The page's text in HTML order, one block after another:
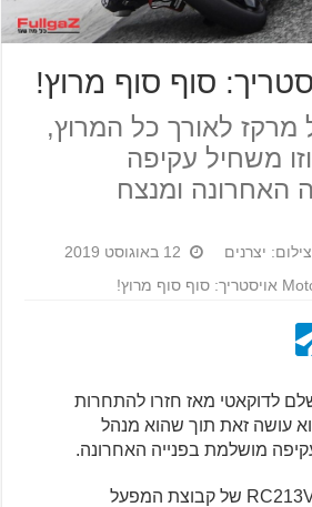
מרקז לאורך כל המרוץ,
משחיל עקיפה
האחרונה ומנצח
צילום: יצרנים
12 באוגוסט 2019
לדוקאטי מאז חזרו להתחרות
ב-2016, והוא עושה זאת תוך שהוא מנהל
מושלמת בפנייה האחרונה.
: מרקז וה-RC213V של קבוצת המפעל